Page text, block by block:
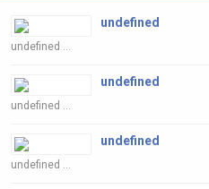
undefined
undefined ...
undefined
undefined ...
undefined
undefined ...